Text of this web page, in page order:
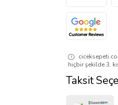
hiçbir şekilde 3.
Taksit